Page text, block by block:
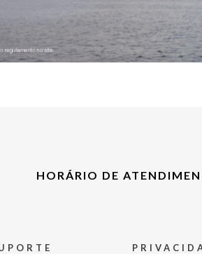
HORÁRIO DE